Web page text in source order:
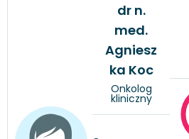
dr n.
med.
Agniesz
ka Koc
Onkolog
kliniczny